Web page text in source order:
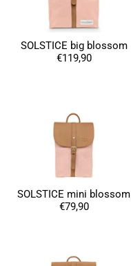
SOLSTICE big blossom
€119,90
SOLSTICE mini blossom
€79,90